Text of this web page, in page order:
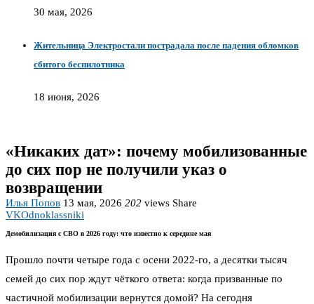
30 мая, 2026
Жительница Электростали пострадала после падения обломков
сбитого беспилотника
18 июня, 2026
«Никаких дат»: почему мобилизованные
до сих пор не получили указ о
возвращении
Илья Попов 13 мая, 2026 202 views Share
VKOdnoklassniki
Демобилизация с СВО в 2026 году: что известно к середине мая
Прошло почти четыре года с осени 2022-го, а десятки тысяч
семей до сих пор ждут чёткого ответа: когда призванные по
частичной мобилизации вернутся домой? На сегодня